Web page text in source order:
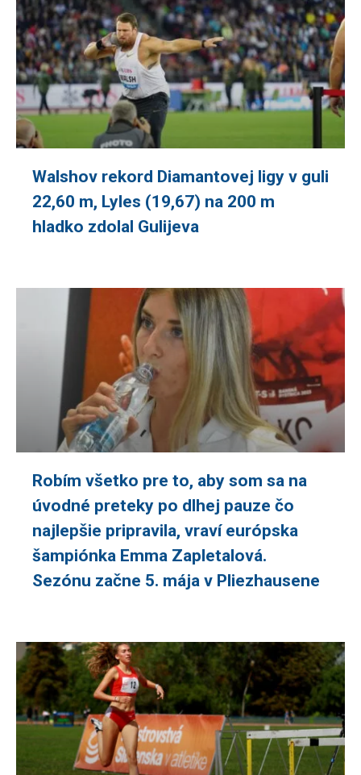
Walshov rekord Diamantovej ligy v guli
22,60 m, Lyles (19,67) na 200 m
hladko zdolal Gulijeva
Robím všetko pre to, aby som sa na
úvodné preteky po dlhej pauze čo
najlepšie pripravila, vraví európska
šampiónka Emma Zapletalová.
Sezónu začne 5. mája v Pliezhausene